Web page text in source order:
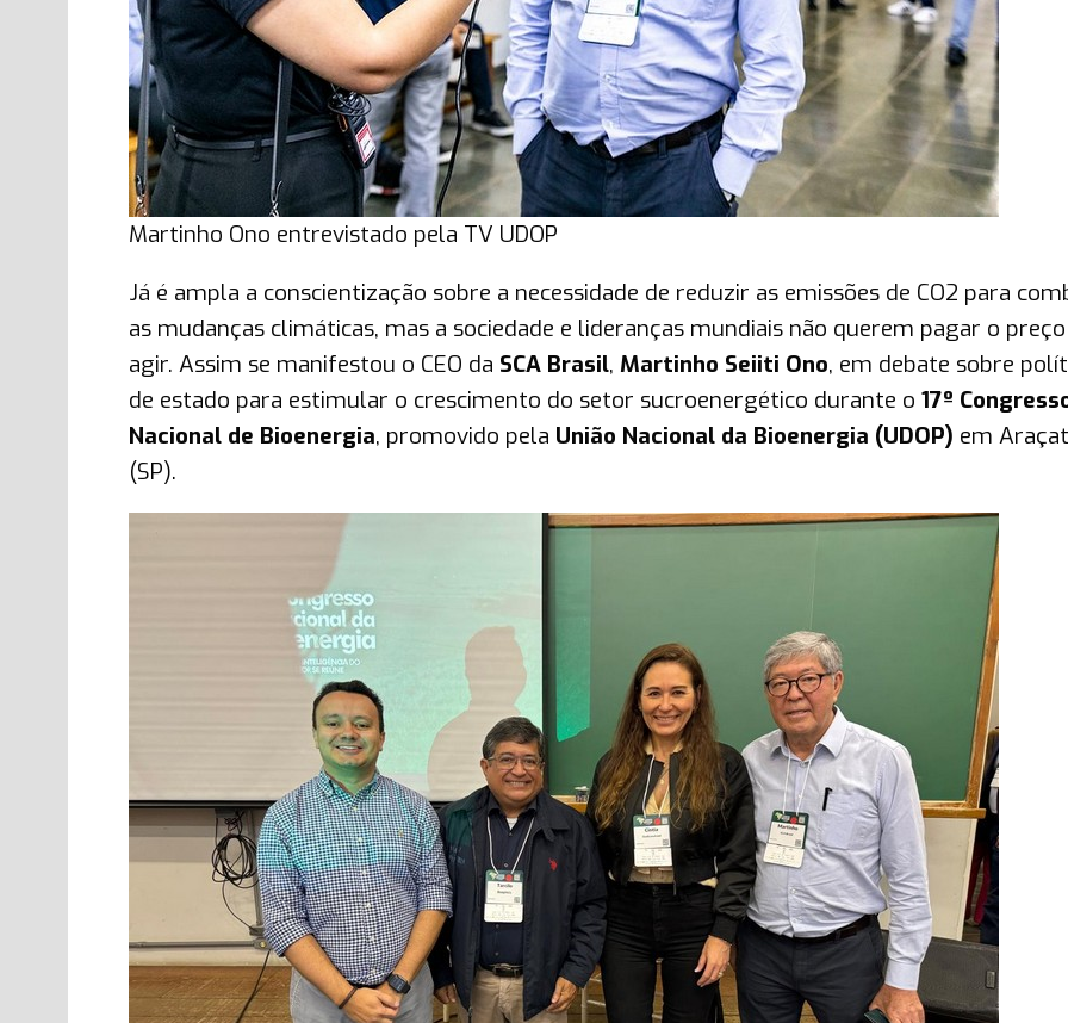
Martinho Ono entrevistado pela TV UDOP
Já é ampla a conscientização sobre a necessidade de reduzir as emissões de CO2 para
as mudanças climáticas, mas a sociedade e lideranças mundiais não querem pagar o
agir. Assim se manifestou o CEO da SCA Brasil, Martinho Seiiti Ono, em debate sobre
de estado para estimular o crescimento do setor sucroenergético durante o 17º
Nacional de Bioenergia, promovido pela União Nacional da Bioenergia (UDOP) em
(SP).